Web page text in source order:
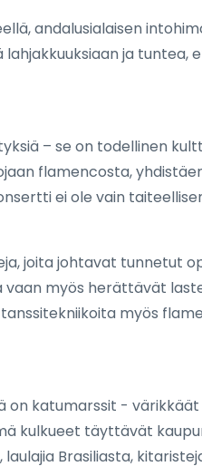
andalusialaisen
ja tuntea,
– se on todellinen
flamencosta,
ei ole vain
joita johtavat tunnetut
myös herättävät
myös
katumarssit - värikkäät
kulkueet täyttävät
Brasiliasta,